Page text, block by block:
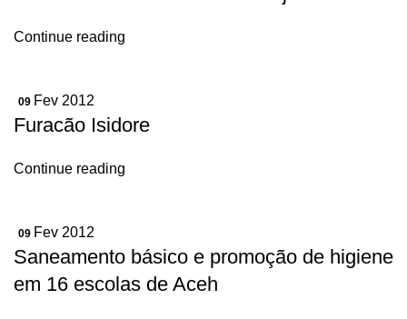
Continue reading
09 Fev 2012
Furacão Isidore
Continue reading
09 Fev 2012
Saneamento básico e promoção de higiene
em 16 escolas de Aceh